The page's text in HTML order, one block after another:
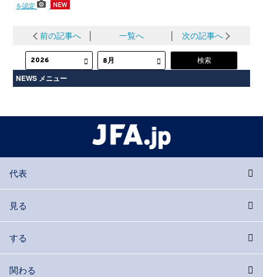
を認定
前の記事へ 一覧へ 次の記事へ
NEWS メニュー
代表
見る
する
関わる